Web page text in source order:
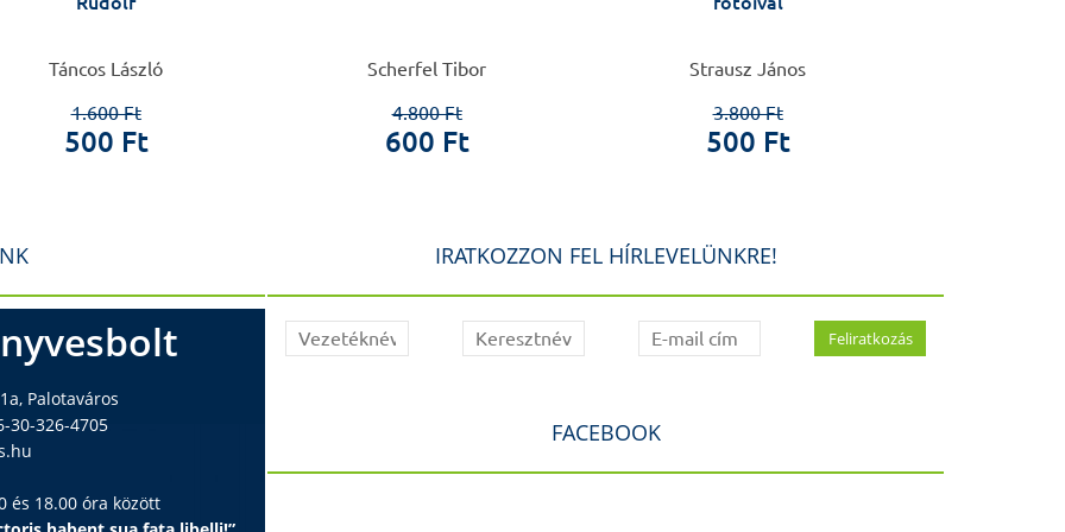
Táncos László
1.600 Ft
500 Ft
Scherfel Tibor
4.800 Ft
600 Ft
Strausz János
3.800 Ft
500 Ft
Palotaváros
30-326-4705
és 18.00 óra között
IRATKOZZON FEL HÍRLEVELÜNKRE!
FACEBOOK